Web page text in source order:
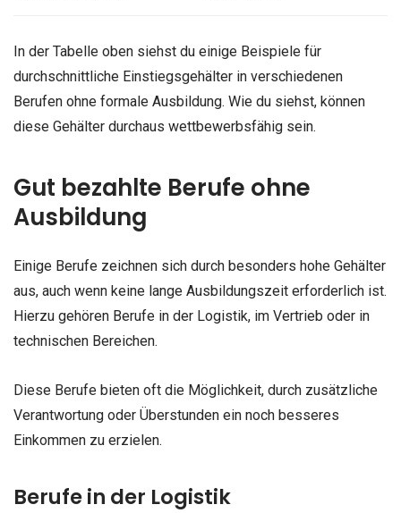
In der Tabelle oben siehst du einige Beispiele für
durchschnittliche Einstiegsgehälter in verschiedenen
Berufen ohne formale Ausbildung. Wie du siehst, können
diese Gehälter durchaus wettbewerbsfähig sein.
Gut bezahlte Berufe ohne
Ausbildung
Einige Berufe zeichnen sich durch besonders hohe Gehälter
aus, auch wenn keine lange Ausbildungszeit erforderlich ist.
Hierzu gehören Berufe in der Logistik, im Vertrieb oder in
technischen Bereichen.
Diese Berufe bieten oft die Möglichkeit, durch zusätzliche
Verantwortung oder Überstunden ein noch besseres
Einkommen zu erzielen.
Berufe in der Logistik